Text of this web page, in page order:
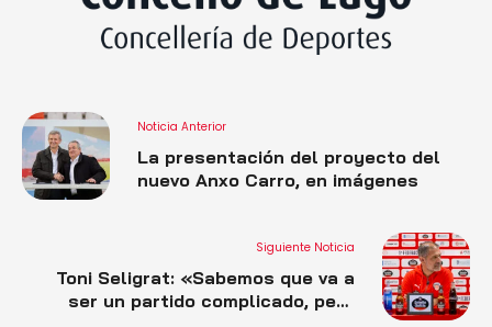
Noticia Anterior
La presentación del proyecto del
nuevo Anxo Carro, en imágenes
Siguiente Noticia
Toni Seligrat: «Sabemos que va a
ser un partido complicado, pero